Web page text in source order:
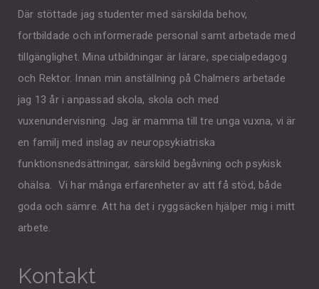
Där stöttade jag studenter med särskilda behov,
fortbildade och informerade personal samt arbetade med
tillgänglighet. Mina utbildningar är lärare, specialpedagog
och Rektor. Innan min anställning på Chalmers arbetade
jag 13 år i anpassad skola, skola och med
vuxenundervisning. Jag är mamma till tre unga vuxna, vi är
en familj med inslag av neuropsykiatriska
funktionsnedsättningar, särskild begåvning och psykisk
ohälsa. Vi har många erfarenheter av att få stöd, både
goda och sämre. Att ha det i ryggsäcken hjälper mig i mitt
arbete.
Kontakt